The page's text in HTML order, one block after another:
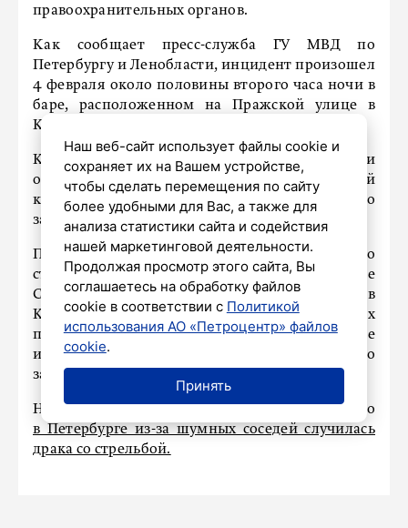
правоохранительных органов.
Как сообщает пресс-служба ГУ МВД по
Петербургу и Ленобласти, инцидент произошел
4 февраля около половины второго часа ночи в
баре, расположенном на Пражской улице в
Кудрово.
Как выяснилось, между посетителями и
охранниками бара произошел словесный
конфликт, переросший в драку. После этого
зачинщики скрылись.
По факту было возбуждено уголовное дело по
статье «Хулиганство». Накануне на улице
Строителей и на Европейском проспекте в
Кудрово стражи порядка задержали четырех
подозреваемых в возрасте от 37 до 43 лет. Двое
из них ранее были судимы. Все четверо
задержаны на основании статьи 91 УПК РФ.
Напомним, ранее мы писали о том, что
в Петербурге из-за шумных соседей случилась
драка со стрельбой.
Наш веб-сайт использует файлы cookie и
сохраняет их на Вашем устройстве,
чтобы сделать перемещения по сайту
более удобными для Вас, а также для
анализа статистики сайта и содействия
нашей маркетинговой деятельности.
Продолжая просмотр этого сайта, Вы
соглашаетесь на обработку файлов
cookie в соответствии с Политикой
использования АО «Петроцентр» файлов
cookie.
Принять